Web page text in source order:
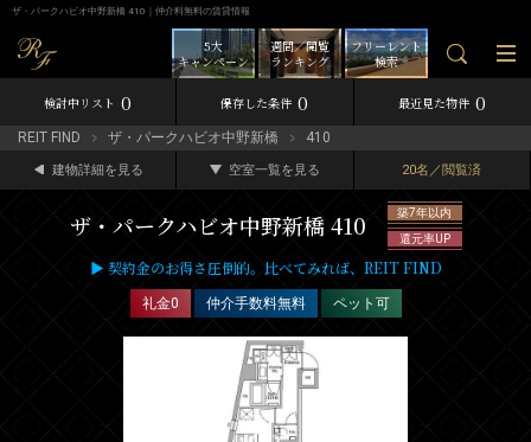
ザ・パークハビオ中野新橋 410｜仲介料無料の賃貸情報
フリーレント
検索
週間／閲覧
ランキング
5大
キャンペーン
検討中リスト 0 保存した条件 0 最近見た物件 0
REIT FIND ザ・パークハビオ中野新橋 410
建物詳細を見る 空室一覧を見る 20名／閲覧済
ザ・パークハビオ中野新橋 410
築7年以内
還元率UP
▶ 契約金のお得さ圧倒的。比べてみれば、REIT FIND
礼金0 仲介手数料無料 ペット可